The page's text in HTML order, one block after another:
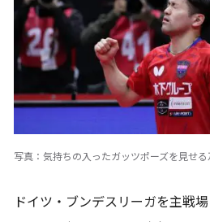
写真：気持ちの入ったガッツポーズを見せ
ドイツ・ブンデスリーガを主戦